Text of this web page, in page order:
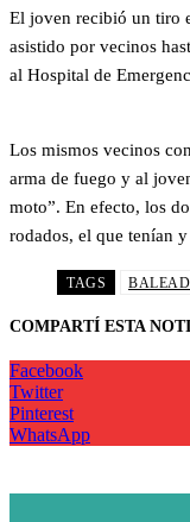
El joven recibió un tiro
asistido por vecinos
al Hospital de
Los mismos vecinos
arma de fuego y al
moto”. En efecto, los
rodados, el que tenían
TAGS
COMPARTÍ ESTA
Facebook
Twitter
Pinterest
WhatsApp